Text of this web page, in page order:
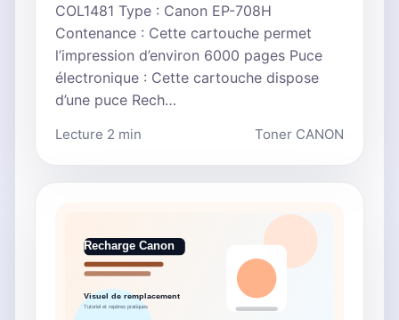
COL1481 Type : Canon EP-708H
Contenance : Cette cartouche permet
l’impression d’environ 6000 pages Puce
électronique : Cette cartouche dispose
d’une puce Rech…
Lecture 2 min Toner CANON